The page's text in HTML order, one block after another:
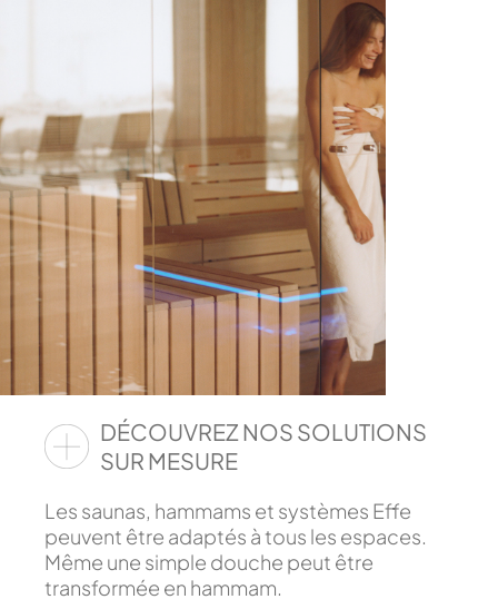
DÉCOUVREZ NOS SOLUTIONS
SUR MESURE
Les saunas, hammams et systèmes Effe
peuvent être adaptés à tous les espaces.
Même une simple douche peut être
transformée en hammam.